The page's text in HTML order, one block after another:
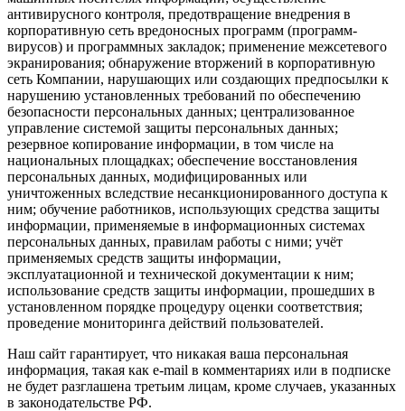
антивирусного контроля, предотвращение внедрения в
корпоративную сеть вредоносных программ (программ-
вирусов) и программных закладок; применение межсетевого
экранирования; обнаружение вторжений в корпоративную
сеть Компании, нарушающих или создающих предпосылки к
нарушению установленных требований по обеспечению
безопасности персональных данных; централизованное
управление системой защиты персональных данных;
резервное копирование информации, в том числе на
национальных площадках; обеспечение восстановления
персональных данных, модифицированных или
уничтоженных вследствие несанкционированного доступа к
ним; обучение работников, использующих средства защиты
информации, применяемые в информационных системах
персональных данных, правилам работы с ними; учёт
применяемых средств защиты информации,
эксплуатационной и технической документации к ним;
использование средств защиты информации, прошедших в
установленном порядке процедуру оценки соответствия;
проведение мониторинга действий пользователей.
Наш сайт гарантирует, что никакая ваша персональная
информация, такая как e-mail в комментариях или в подписке
не будет разглашена третьим лицам, кроме случаев, указанных
в законодательстве РФ.